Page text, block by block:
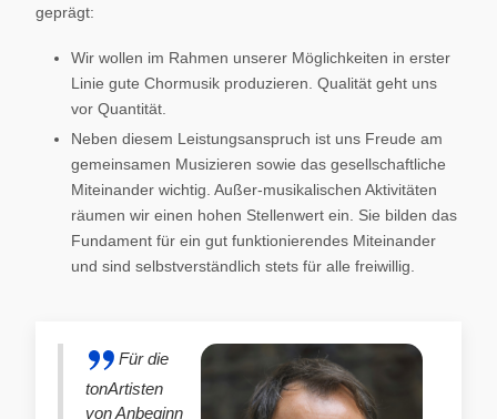
geprägt:
Wir wollen im Rahmen unserer Möglichkeiten in erster
Linie gute Chormusik produzieren. Qualität geht uns
vor Quantität.
Neben diesem Leistungsanspruch ist uns Freude am
gemeinsamen Musizieren sowie das gesellschaftliche
Miteinander wichtig. Außer-musikalischen Aktivitäten
räumen wir einen hohen Stellenwert ein. Sie bilden das
Fundament für ein gut funktionierendes Miteinander
und sind selbstverständlich stets für alle freiwillig.
Für die
tonArtisten
von Anbeginn